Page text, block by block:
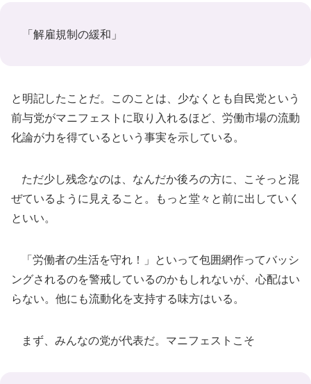
「解雇規制の緩和」
と明記したことだ。このことは、少なくとも自民党という
前与党がマニフェストに取り入れるほど、労働市場の流動
化論が力を得ているという事実を示している。
ただ少し残念なのは、なんだか後ろの方に、こそっと混
ぜているように見えること。もっと堂々と前に出していく
といい。
「労働者の生活を守れ！」といって包囲網作ってバッシ
ングされるのを警戒しているのかもしれないが、心配はい
らない。他にも流動化を支持する味方はいる。
まず、みんなの党が代表だ。マニフェストこそ